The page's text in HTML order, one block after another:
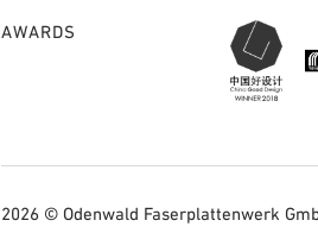
AWARDS
2026 © Odenwald Faserplattenwerk